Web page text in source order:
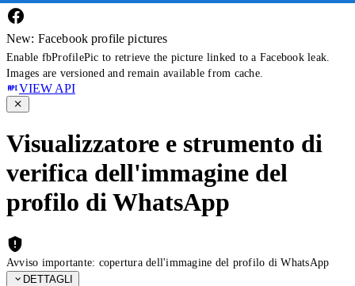
New: Facebook profile pictures
Enable fbProfilePic to retrieve the picture linked to a Facebook leak.
Images are versioned and remain available from cache.
VIEW API
Visualizzatore e strumento di
verifica dell'immagine del
profilo di WhatsApp
Avviso importante: copertura dell'immagine del profilo di WhatsApp
DETTAGLI